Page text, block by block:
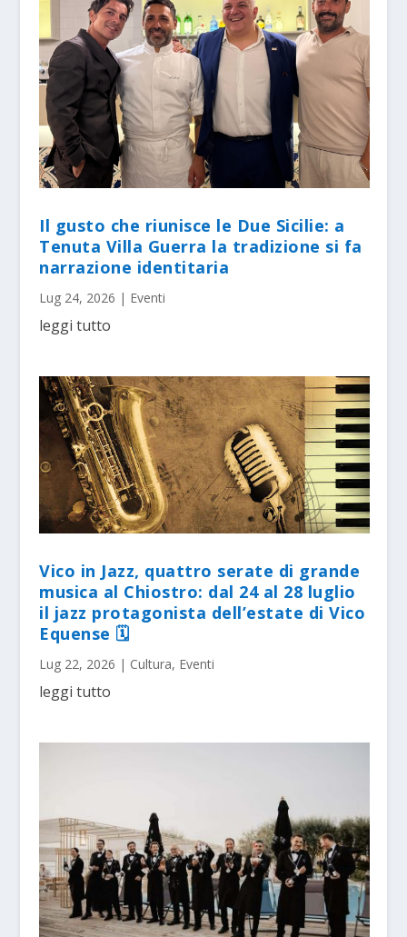
Il gusto che riunisce le Due Sicilie: a
Tenuta Villa Guerra la tradizione si fa
narrazione identitaria
Lug 24, 2026 | Eventi
leggi tutto
Vico in Jazz, quattro serate di grande
musica al Chiostro: dal 24 al 28 luglio
il jazz protagonista dell’estate di Vico
Equense 🗓
Lug 22, 2026 | Cultura, Eventi
leggi tutto